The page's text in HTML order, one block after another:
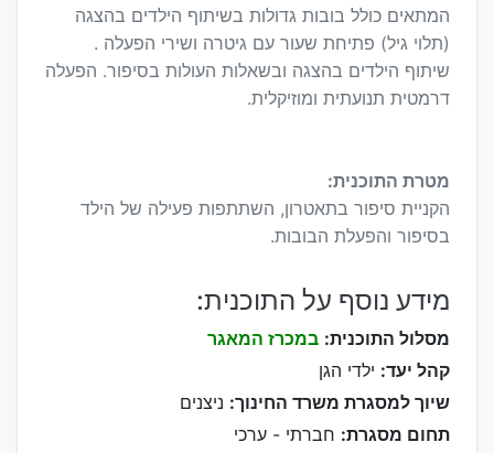
המתאים כולל בובות גדולות בשיתוף הילדים בהצגה
(תלוי גיל) פתיחת שעור עם גיטרה ושירי הפעלה .
שיתוף הילדים בהצגה ובשאלות העולות בסיפור. הפעלה
דרמטית תנועתית ומוזיקלית.
מטרת התוכנית:
הקניית סיפור בתאטרון, השתתפות פעילה של הילד
בסיפור והפעלת הבובות.
מידע נוסף על התוכנית:
מסלול התוכנית: במכרז המאגר
קהל יעד: ילדי הגן
שיוך למסגרת משרד החינוך: ניצנים
תחום מסגרת: חברתי - ערכי